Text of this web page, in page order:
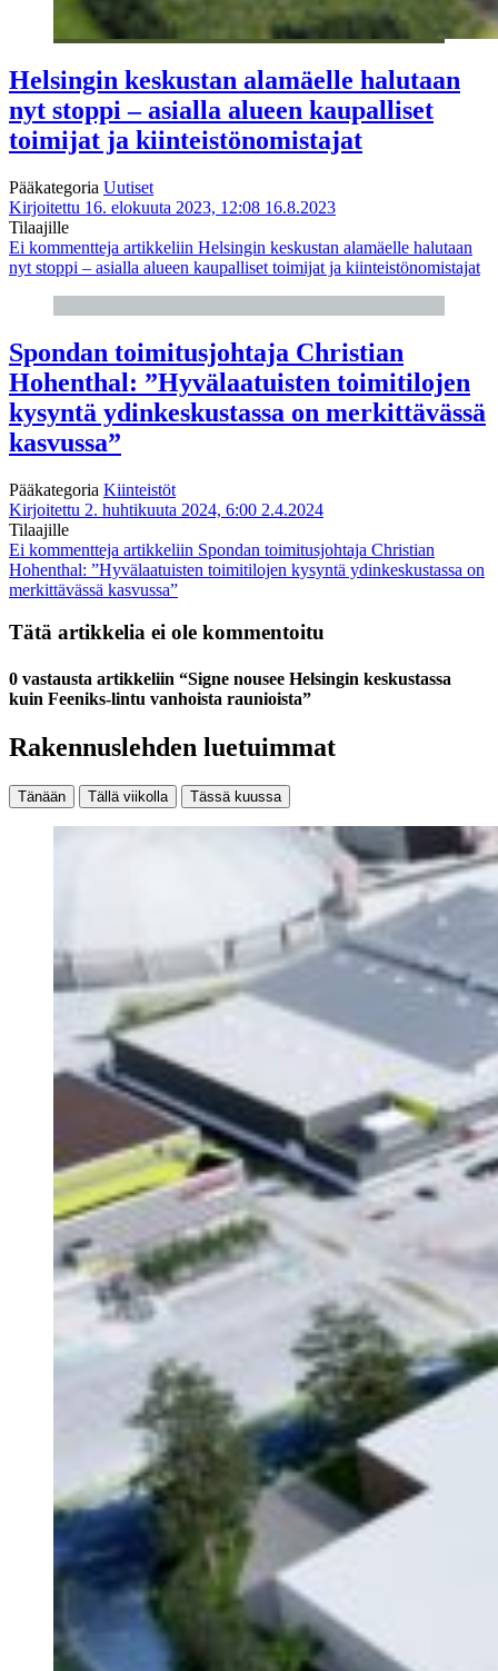
Helsingin keskustan alamäelle halutaan
nyt stoppi – asialla alueen kaupalliset
toimijat ja kiinteistönomistajat
Pääkategoria Uutiset
Kirjoitettu 16. elokuuta 2023, 12:08 16.8.2023
Tilaajille
Ei kommentteja artikkeliin Helsingin keskustan alamäelle halutaan
nyt stoppi – asialla alueen kaupalliset toimijat ja kiinteistönomistajat
Spondan toimitusjohtaja Christian
Hohenthal: ”Hyvälaatuisten toimitilojen
kysyntä ydinkeskustassa on merkittävässä
kasvussa”
Pääkategoria Kiinteistöt
Kirjoitettu 2. huhtikuuta 2024, 6:00 2.4.2024
Tilaajille
Ei kommentteja artikkeliin Spondan toimitusjohtaja Christian
Hohenthal: ”Hyvälaatuisten toimitilojen kysyntä ydinkeskustassa on
merkittävässä kasvussa”
Tätä artikkelia ei ole kommentoitu
0 vastausta artikkeliin “Signe nousee Helsingin keskustassa
kuin Feeniks-lintu vanhoista raunioista”
Rakennuslehden luetuimmat
Tänään Tällä viikolla Tässä kuussa